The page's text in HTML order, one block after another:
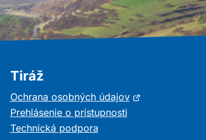
Tiráž
Ochrana osobných údajovOtvorí
Prehlásenie o prístupnosti
Technická podpora